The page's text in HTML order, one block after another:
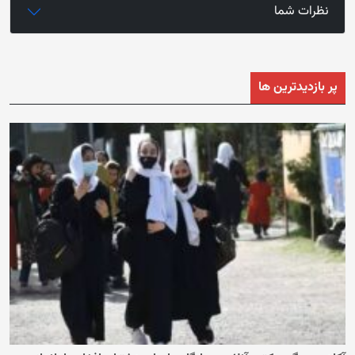
نظرات شما
پر بازدیدترین ها